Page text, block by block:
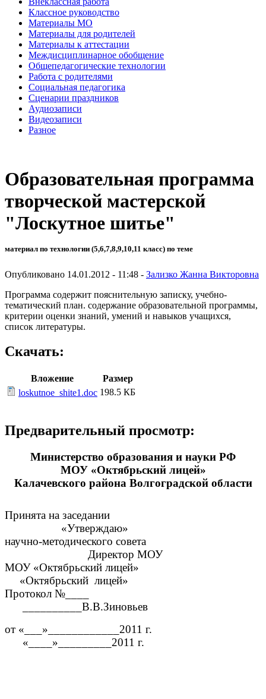
Классное руководство
Материалы МО
Материалы для родителей
Материалы к аттестации
Междисциплинарное обобщение
Общепедагогические технологии
Работа с родителями
Социальная педагогика
Сценарии праздников
Аудиозаписи
Видеозаписи
Разное
Образовательная программа
творческой мастерской
"Лоскутное шитье"
материал по технологии (5,6,7,8,9,10,11 класс) по теме
Опубликовано 14.01.2012 - 11:48 - Зализко Жанна Викторовна
Программа содержит пояснительную записку, учебно-
тематический план. содержание образовательной программы,
критерии оценки знаний, умений и навыков учащихся,
список литературы.
Скачать:
Вложение
Размер
loskutnoe_shite1.doc 198.5 КБ
Предварительный просмотр:
Министерство образования и науки РФ
МОУ «Октябрьский лицей»
Калачевского района Волгоградской области
Принята на заседании
«Утверждаю»
научно-методического совета
Директор МОУ
МОУ «Октябрьский лицей»
«Октябрьский лицей»
Протокол №____
__________В.В.Зиновьев
от «___»____________2011 г.
«____»_________2011 г.